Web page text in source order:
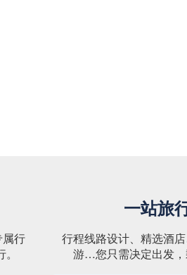
行
一站旅
行程线路设计、精选酒
游…您只需决定出发，